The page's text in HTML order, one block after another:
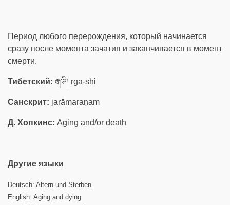
Период любого перерождения, который начинается
сразу после момента зачатия и заканчивается в момент
смерти.
Тибетский: རྒ་ཤི། rga-shi
Санскрит: jarāmaraṇam
Д. Хопкинс: Aging and/or death
Другие языки
Deutsch: Altern und Sterben
English: Aging and dying